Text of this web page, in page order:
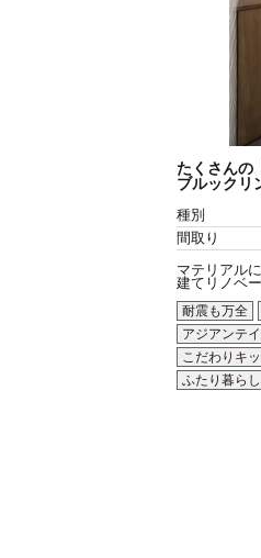
たくさんの
ブルックリ
種別
間取り
マテリアル
建てリノベ
耐震も万全
アジアンテ
こだわりキ
ふたり暮らし